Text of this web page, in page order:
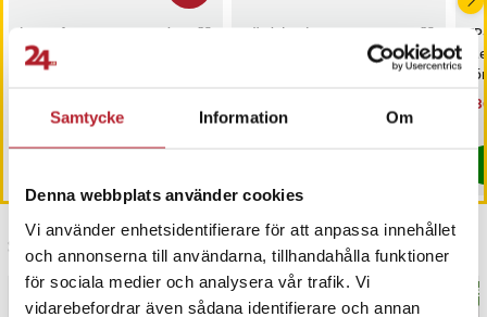
Samtycke Information Om
Denna webbplats använder cookies
Vi använder enhetsidentifierare för att anpassa innehållet
och annonserna till användarna, tillhandahålla funktioner
för sociala medier och analysera vår trafik. Vi
vidarebefordrar även sådana identifierare och annan
iCarsoft CR MAX OBD /
OBD2 felkodsläsare /
bildiagnosverktyg /
Nuvarande pris
3 698 krTidigare pris 3 999 kr
3 698 kr
I lager, levereras inom 1-2 vardagar
Värdebevis
Pris
1 500 kr
I lager, levereras inom 1-2 vardagar
Senast besökta